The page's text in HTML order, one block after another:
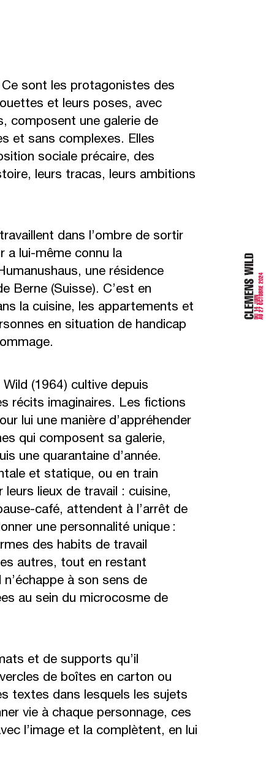
sont les protagonistes des
et leurs poses, avec
composent une galerie de
et sans complexes. Elles
sociale précaire, des
leurs tracas, leurs ambitions
dans l’ombre de sortir
a lui-même connu la
une résidence
Berne (Suisse). C’est en
la cuisine, les appartements et
en situation de handicap
(1964) cultive depuis
récits imaginaires. Les fictions
lui une manière d’appréhender
qui composent sa galerie,
une quarantaine d’année.
et statique, ou en train
lieux de travail : cuisine,
café, attendent à l’arrêt de
une personnalité unique :
des habits de travail
autres, tout en restant
à son sens de
au sein du microcosme de
et de supports qu’il
de boîtes en carton ou
textes dans lesquels les sujets
vie à chaque personnage, ces
l’image et la complètent, en lui